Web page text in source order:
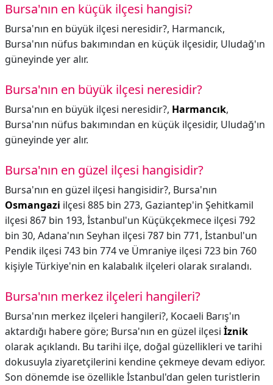
Bursa'nın en küçük ilçesi hangisi?
Bursa'nın en büyük ilçesi neresidir?, Harmancık,
Bursa'nın nüfus bakımından en küçük ilçesidir, Uludağ'ın
güneyinde yer alır.
Bursa'nın en büyük ilçesi neresidir?
Bursa'nın en büyük ilçesi neresidir?, Harmancık,
Bursa'nın nüfus bakımından en küçük ilçesidir, Uludağ'ın
güneyinde yer alır.
Bursa'nın en güzel ilçesi hangisidir?
Bursa'nın en güzel ilçesi hangisidir?, Bursa'nın
Osmangazi ilçesi 885 bin 273, Gaziantep'in Şehitkamil
ilçesi 867 bin 193, İstanbul'un Küçükçekmece ilçesi 792
bin 30, Adana'nın Seyhan ilçesi 787 bin 771, İstanbul'un
Pendik ilçesi 743 bin 774 ve Ümraniye ilçesi 723 bin 760
kişiyle Türkiye'nin en kalabalık ilçeleri olarak sıralandı.
Bursa'nın merkez ilçeleri hangileri?
Bursa'nın merkez ilçeleri hangileri?, Kocaeli Barış'ın
aktardığı habere göre; Bursa'nın en güzel ilçesi İznik
olarak açıklandı. Bu tarihi ilçe, doğal güzellikleri ve tarihi
dokusuyla ziyaretçilerini kendine çekmeye devam ediyor.
Son dönemde ise özellikle İstanbul'dan gelen turistlerin